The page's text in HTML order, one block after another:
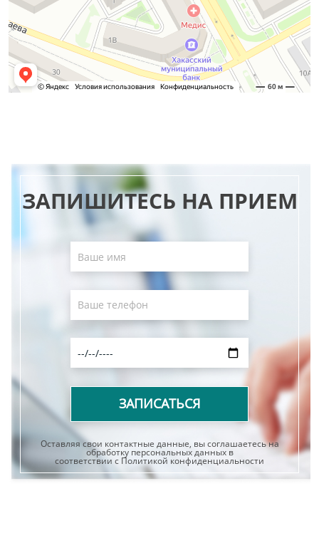
ЗАПИШИТЕСЬ НА ПРИЕМ
Оставляя свои контактные данные, вы соглашаетесь на
обработку персональных данных в
соответствии с Политикой конфиденциальности